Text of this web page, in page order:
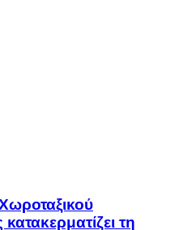
τη